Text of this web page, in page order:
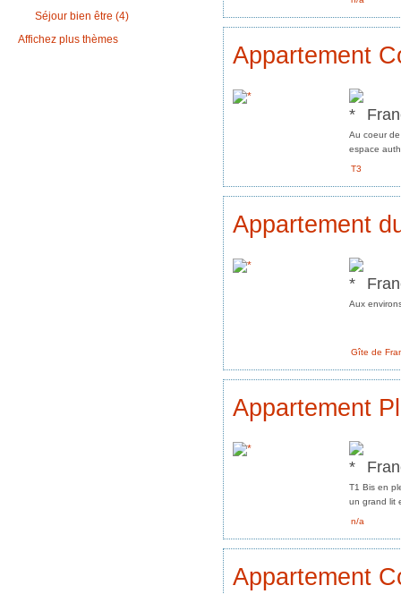
Séjour bien être (4)
Affichez plus thèmes
Appartement
Au coeur
espace
T3
Appartement
Aux
Gîte de
Appartement
T1 Bis en
un grand lit
n/a
Appartement